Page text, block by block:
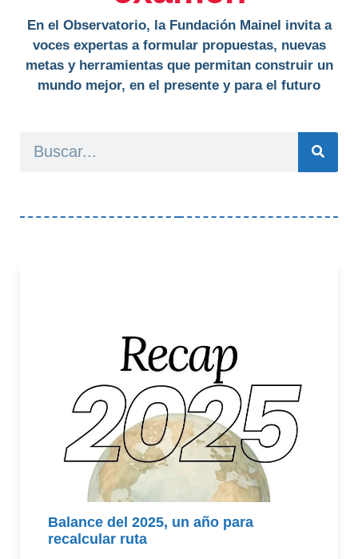
En el Observatorio, la Fundación Mainel invita a
voces expertas a formular propuestas, nuevas
metas y herramientas que permitan construir un
mundo mejor, en el presente y para el futuro
Balance del 2025, un año para
recalcular ruta